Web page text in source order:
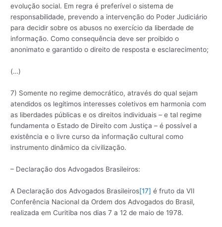
evolução social. Em regra é preferível o sistema de
responsabilidade, prevendo a intervenção do Poder Judiciário
para decidir sobre os abusos no exercício da liberdade de
informação. Como consequência deve ser proibido o
anonimato e garantido o direito de resposta e esclarecimento;
(…)
7) Somente no regime democrático, através do qual sejam
atendidos os legítimos interesses coletivos em harmonia com
as liberdades públicas e os direitos individuais – e tal regime
fundamenta o Estado de Direito com Justiça – é possível a
existência e o livre curso da informação cultural como
instrumento dinâmico da civilização.
– Declaração dos Advogados Brasileiros:
A Declaração dos Advogados Brasileiros[17] é fruto da VII
Conferência Nacional da Ordem dos Advogados do Brasil,
realizada em Curitiba nos dias 7 a 12 de maio de 1978.